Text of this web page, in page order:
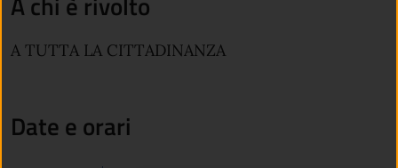
A TUTTA LA CITTADINANZA
Date e orari